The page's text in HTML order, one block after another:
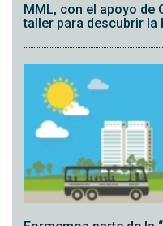
MML, con el apoyo de
taller para descubrir la